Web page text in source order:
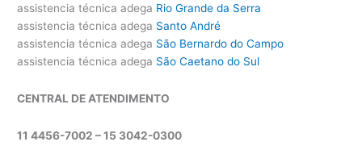
assistencia técnica adega Rio Grande da Serra
assistencia técnica adega Santo André
assistencia técnica adega São Bernardo do Campo
assistencia técnica adega São Caetano do Sul
CENTRAL DE ATENDIMENTO
11 4456-7002 – 15 3042-0300